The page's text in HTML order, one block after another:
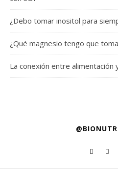
¿Debo tomar inositol para
¿Qué magnesio tengo que
La conexión entre alimentación